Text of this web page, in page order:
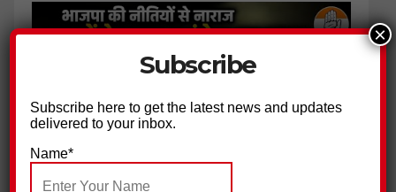
Subscribe
Subscribe here to get the latest news and updates
delivered to your inbox.
Name*
×